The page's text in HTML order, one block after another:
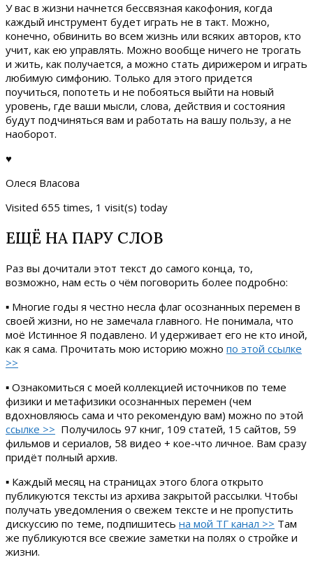
У вас в жизни начнется бессвязная какофония, когда
каждый инструмент будет играть не в такт. Можно,
конечно, обвинить во всем жизнь или всяких авторов, кто
учит, как ею управлять. Можно вообще ничего не трогать
и жить, как получается, а можно стать дирижером и играть
любимую симфонию. Только для этого придется
поучиться, попотеть и не побояться выйти на новый
уровень, где ваши мысли, слова, действия и состояния
будут подчиняться вам и работать на вашу пользу, а не
наоборот.
♥
Олеся Власова
Visited 655 times, 1 visit(s) today
ЕЩЁ НА ПАРУ СЛОВ
Раз вы дочитали этот текст до самого конца, то,
возможно, нам есть о чём поговорить более подробно:
▪ Многие годы я честно несла флаг осознанных перемен в
своей жизни, но не замечала главного. Не понимала, что
моё Истинное Я подавлено. И удерживает его не кто иной,
как я сама. Прочитать мою историю можно по этой ссылке
>>
▪ Ознакомиться с моей коллекцией источников по теме
физики и метафизики осознанных перемен (чем
вдохновляюсь сама и что рекомендую вам) можно по этой
ссылке >> Получилось 97 книг, 109 статей, 15 сайтов, 59
фильмов и сериалов, 58 видео + кое-что личное. Вам сразу
придёт полный архив.
▪ Каждый месяц на страницах этого блога открыто
публикуются тексты из архива закрытой рассылки. Чтобы
получать уведомления о свежем тексте и не пропустить
дискуссию по теме, подпишитесь на мой ТГ канал >> Там
же публикуются все свежие заметки на полях о стройке и
жизни.